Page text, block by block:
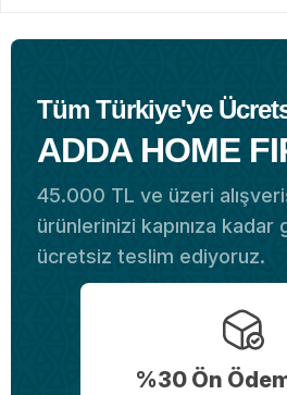
Tüm Türkiye'ye
ADDA HOME
45.000 TL ve üzeri
ürünlerinizi kapınıza kadar
ücretsiz teslim ediyoruz.
%30 Ön